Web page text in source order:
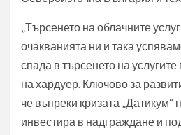
„Търсенето на облачните
очакванията ни и така
спада в търсенето на
на хардуер. Ключово за
че въпреки кризата „Датикум“
инвестира в надграждане и